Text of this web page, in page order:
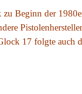
Beginn der
17 folgte auch